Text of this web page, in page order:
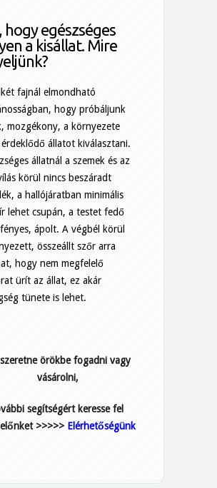
hogy egészséges
a kisállat. Mire
fajnál elmondható
hogy próbáljunk
mozgékony, a környezete
állatot kiválasztani.
állatnál a szemek és az
körül nincs beszáradt
a hallójáratban minimális
lehet csupán, a testet fedő
ápolt. A végbél körül
összeállt szőr arra
hogy nem megfelelő
ürít az állat, ez akár
tünete is lehet.
örökbe fogadni vagy
vásárolni,
segítségért keresse fel
>>>>> Elérhetőségünk